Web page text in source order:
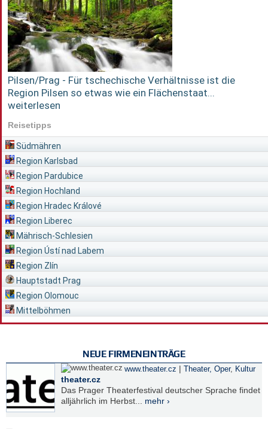
Pilsen/Prag - Für tschechische Verhältnisse ist die
Region Pilsen so etwas wie ein Flächenstaat...
weiterlesen
Reisetipps
Südmähren
Region Karlsbad
Region Pardubice
Region Hochland
Region Hradec Králové
Region Liberec
Mährisch-Schlesien
Region Ústí nad Labem
Region Zlín
Hauptstadt Prag
Region Olomouc
Mittelböhmen
NEUE FIRMENEINTRÄGE
www.theater.cz | Theater, Oper, Kultur
theater.cz
Das Prager Theaterfestival deutscher Sprache findet
alljährlich im Herbst... mehr ›